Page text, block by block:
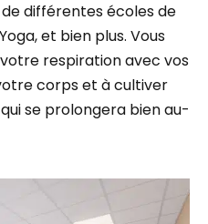
différentes écoles de
et bien plus. Vous
respiration avec vos
corps et à cultiver
se prolongera bien au-